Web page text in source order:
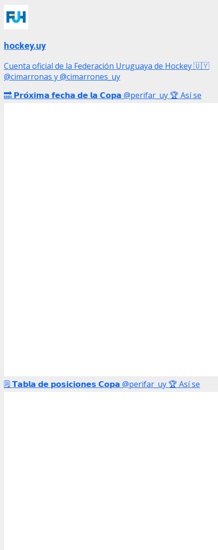
hockey.uy
Cuenta oficial de la Federación Uruguaya de Hockey 🇺🇾
@cimarronas y @cimarrones_uy
🔜 𝗣𝗿𝗼́𝘅𝗶𝗺𝗮 𝗳𝗲𝗰𝗵𝗮 𝗱𝗲 𝗹𝗮 𝗖𝗼𝗽𝗮 @perifar_uy 🏆 Así se
🗒️ 𝗧𝗮𝗯𝗹𝗮 𝗱𝗲 𝗽𝗼𝘀𝗶𝗰𝗶𝗼𝗻𝗲𝘀 𝗖𝗼𝗽𝗮 @perifar_uy 🏆 Así se